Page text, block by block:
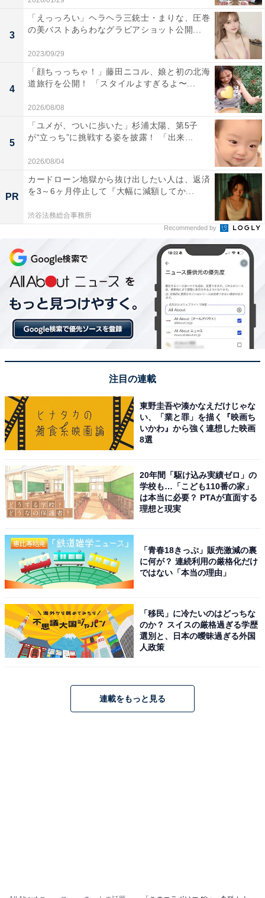
3
「えっっろい」ヘラヘラ三銃士・まりな、圧巻
の美バストあらわなグラビアショット公開...
2023/09/29
4
「顔ちっっちゃ！」藤田ニコル、娘と初の北海
道旅行を公開！ 「スタイルよすぎるよ〜...
2026/08/08
5
「ユメが、ついに歩いた」杉浦太陽、第5子
が“立っち”に挑戦する姿を披露！ 「出来...
2026/08/04
PR
カードローン地獄から抜け出したい人は、返済
を3～6ヶ月停止して『大幅に減額してか...
渋谷法務総合事務所
Recommended by
注目の連載
東野圭吾や湊かなえだけじゃな
い、「業と罪」を描く『映画ち
いかわ』から強く連想した映画
8選
20年間「駆け込み実績ゼロ」の
学校も…「こども110番の家」
は本当に必要？ PTAが直面する
理想と現実
「青春18きっぷ」販売激減の裏
に何が？ 連続利用の厳格化だけ
ではない「本当の理由」
「移民」に冷たいのはどっちな
のか？ スイスの厳格過ぎる学歴
選別と、日本の曖昧過ぎる外国
人政策
連載をもっと見る